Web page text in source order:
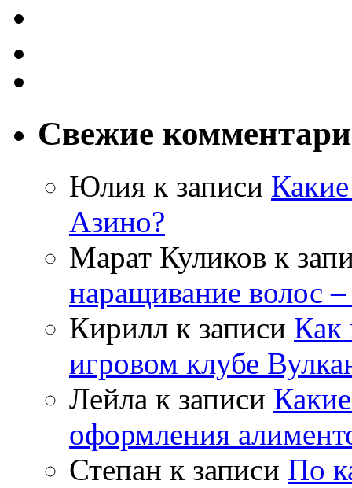
Свежие
Юлия к записи
Азино?
Марат Куликов к
наращивание волос
Кирилл к записи Как
игровом клубе
Лейла к записи
оформления
Степан к записи По